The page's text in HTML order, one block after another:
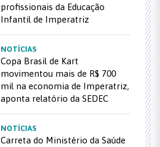
profissionais da Educação
Infantil de Imperatriz
NOTÍCIAS
Copa Brasil de Kart
movimentou mais de R$ 700
mil na economia de Imperatriz,
aponta relatório da SEDEC
NOTÍCIAS
Carreta do Ministério da Saúde